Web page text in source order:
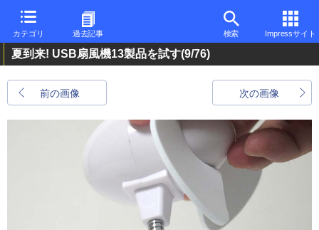
カテゴリ 過去記事 検索 Impressサイト
夏到来! USB扇風機13製品を試す(9/76)
前の画像 次の画像